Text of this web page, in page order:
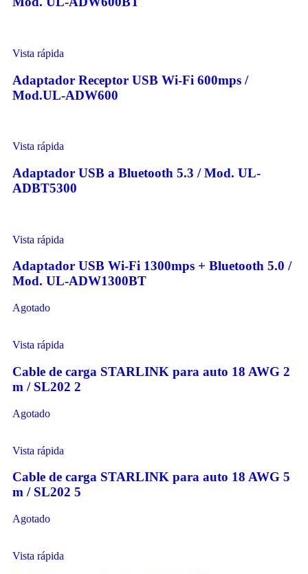
Vista rápida
Adaptador Receptor USB Wi-Fi 600mps /
Mod.UL-ADW600
Vista rápida
Adaptador USB a Bluetooth 5.3 / Mod. UL-
ADBT5300
Vista rápida
Adaptador USB Wi-Fi 1300mps + Bluetooth 5.0 /
Mod. UL-ADW1300BT
Agotado
Vista rápida
Cable de carga STARLINK para auto 18 AWG 2
m / SL202 2
Agotado
Vista rápida
Cable de carga STARLINK para auto 18 AWG 5
m / SL202 5
Agotado
Vista rápida